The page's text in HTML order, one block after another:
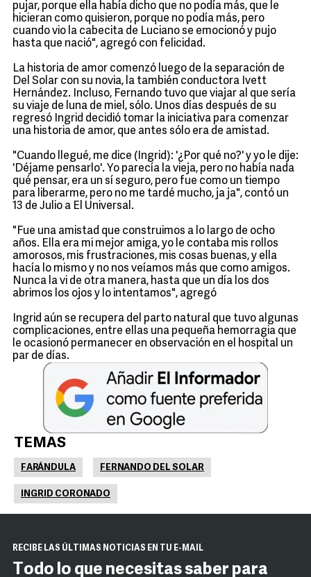
pujar, porque ella había dicho que no podía más, que le
hicieran como quisieron, porque no podía más, pero
cuando vio la cabecita de Luciano se emocionó y pujo
hasta que nació", agregó con felicidad.
La historia de amor comenzó luego de la separación de
Del Solar con su novia, la también conductora Ivett
Hernández. Incluso, Fernando tuvo que viajar al que sería
su viaje de luna de miel, sólo. Unos días después de su
regresó Ingrid decidió tomar la iniciativa para comenzar
una historia de amor, que antes sólo era de amistad.
"Cuando llegué, me dice (Ingrid): '¿Por qué no?' y yo le dije:
'Déjame pensarlo'. Yo parecía la vieja, pero no había nada
qué pensar, era un sí seguro, pero fue como un tiempo
para liberarme, pero no me tardé mucho, ja ja", contó un
13 de Julio a El Universal.
"Fue una amistad que construimos a lo largo de ocho
años. Ella era mi mejor amiga, yo le contaba mis rollos
amorosos, mis frustraciones, mis cosas buenas, y ella
hacía lo mismo y no nos veíamos más que como amigos.
Nunca la vi de otra manera, hasta que un día los dos
abrimos los ojos y lo intentamos", agregó
Ingrid aún se recupera del parto natural que tuvo algunas
complicaciones, entre ellas una pequeña hemorragia que
le ocasionó permanecer en observación en el hospital un
par de días.
TEMAS
FARÁNDULA FERNANDO DEL SOLAR
INGRID CORONADO
RECIBE LAS ÚLTIMAS NOTICIAS EN TU E-MAIL
Todo lo que necesitas saber para